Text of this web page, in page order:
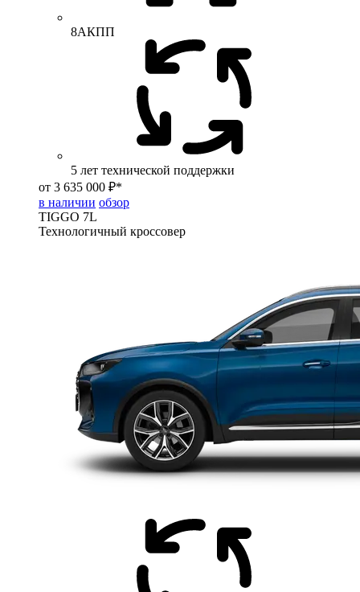
8АКПП
5 лет технической поддержки
от 3 635 000 ₽*
в наличии обзор
TIGGO 7L
Технологичный кроссовер